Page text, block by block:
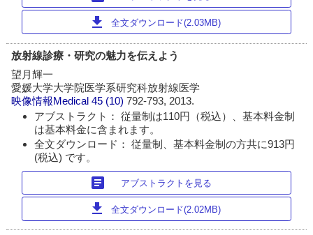
download 全文ダウンロード(2.03MB)
放射線診療・研究の魅力を伝えよう
望月輝一
愛媛大学大学院医学系研究科放射線医学
映像情報Medical 45 (10)792-793, 2013.
アブストラクト： 従量制は110円（税込）、基本料金制
は基本料金に含まれます。
全文ダウンロード： 従量制、基本料金制の方共に913円
(税込) です。
article アブストラクトを見る
download 全文ダウンロード(2.02MB)